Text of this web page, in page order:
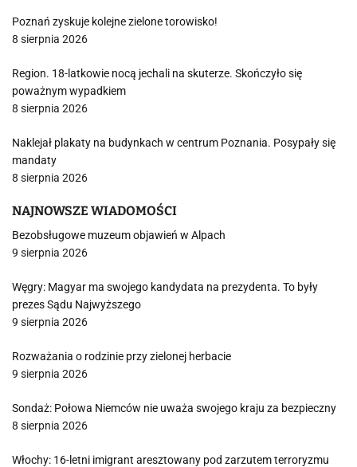
Poznań zyskuje kolejne zielone torowisko!
8 sierpnia 2026
Region. 18-latkowie nocą jechali na skuterze. Skończyło się
poważnym wypadkiem
8 sierpnia 2026
Naklejał plakaty na budynkach w centrum Poznania. Posypały się
mandaty
8 sierpnia 2026
NAJNOWSZE WIADOMOŚCI
Bezobsługowe muzeum objawień w Alpach
9 sierpnia 2026
Węgry: Magyar ma swojego kandydata na prezydenta. To były
prezes Sądu Najwyższego
9 sierpnia 2026
Rozważania o rodzinie przy zielonej herbacie
9 sierpnia 2026
Sondaż: Połowa Niemców nie uważa swojego kraju za bezpieczny
8 sierpnia 2026
Włochy: 16-letni imigrant aresztowany pod zarzutem terroryzmu